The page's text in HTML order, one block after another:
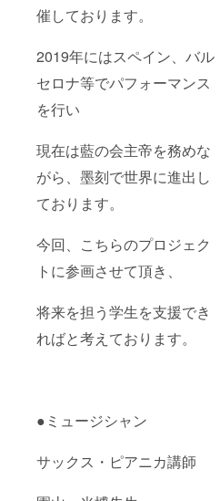
催しております。
2019年にはスペイン、バル
セロナ等でパフォーマンス
を行い
現在は藍の会主帝を務めな
がら、墨刻で世界に進出し
ております。
今回、こちらのプロジェク
トに参画させて頂き、
将来を担う学生を支援でき
ればと考えております。
●ミュージシャン
サックス・ピアニカ講師